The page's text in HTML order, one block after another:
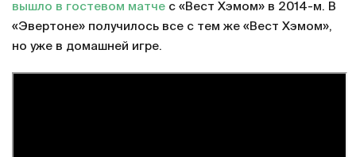
вышло в гостевом матче с «Вест Хэмом» в 2014-м. В
«Эвертоне» получилось все с тем же «Вест Хэмом»,
но уже в домашней игре.